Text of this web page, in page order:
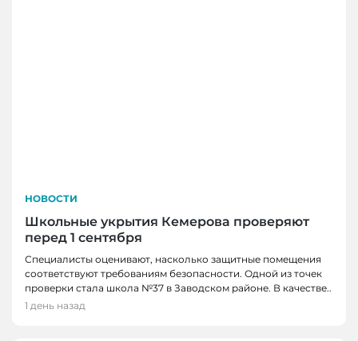
НОВОСТИ
Школьные укрытия Кемерова проверяют
перед 1 сентября
Специалисты оценивают, насколько защитные помещения
соответствуют требованиям безопасности. Одной из точек
проверки стала школа №37 в Заводском районе. В качестве..
1 день назад